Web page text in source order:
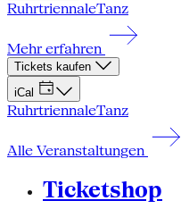
RuhrtriennaleTanz
Mehr erfahren
Tickets kaufen
iCal
RuhrtriennaleTanz
Alle Veranstaltungen
Ticketshop